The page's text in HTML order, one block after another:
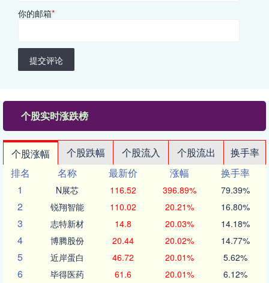
你的邮箱*
提交评论
个股实时涨跌榜
个股涨幅 个股跌幅 个股流入 个股流出
换手率
排名
名称 最新价 涨幅
换手率
1
N展芯 116.52 396.89% 79.39%
2 锐翔智能 110.02 20.21% 16.80%
3 志特新材 14.8 20.03% 14.18%
4 博腾股份 20.44 20.02% 14.77%
5 近岸蛋白 46.72 20.01% 5.62%
6 毕得医药 61.6 20.01% 6.12%